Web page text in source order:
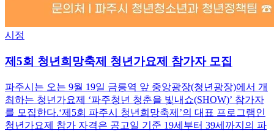
시정
제5회 청년희망축제 청년가요제 참가자 모집
파주시는 오는 9월 19일 금릉역 앞 중앙광장(청년광장)에서 개
최하는 청년가요제 ‘파주청년 청춘을 빛내쇼(SHOW)’ 참가자
를 모집한다.‘제5회 파주시 청년희망축제’의 대표 프로그램인
청년가요제 참가 자격은 공고일 기준 19세부터 39세까지의 파